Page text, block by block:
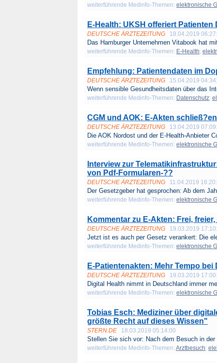
weiterführende Medinfo-Themen: elektronische
E-Health: UKSH offeriert
DEUTSCHE ÄRZTEZEITUNG 18.04.2019
Das Hamburger Unternehmen Vitabook hat
weiterführende Medinfo-Themen: E-Health;
Empfehlung: Patientendaten im
DEUTSCHE ÄRZTEZEITUNG 15.04.2019
Wenn sensible Gesundheitsdaten über das
weiterführende Medinfo-Themen: Datenschutz;
CGM und AOK: E-Akten
DEUTSCHE ÄRZTEZEITUNG 13.04.2019
Die AOK Nordost und der E-Health-Anbieter
weiterführende Medinfo-Themen: elektronische
Interview zur
von Pdf-Formularen-??
DEUTSCHE ÄRZTEZEITUNG 11.04.2019
Der Gesetzgeber hat gesprochen: Ab dem
weiterführende Medinfo-Themen: elektronische
Kommentar zu E-Akten: Frei,
DEUTSCHE ÄRZTEZEITUNG 19.03.2019
Jetzt ist es auch per Gesetz verankert: Die
weiterführende Medinfo-Themen: elektronische
E-Patientenakten: Mehr Tempo
DEUTSCHE ÄRZTEZEITUNG 19.03.2019
Digital Health nimmt in Deutschland immer
weiterführende Medinfo-Themen: elektronische
Tobias Esch: Mediziner über
größte Recht auf dieses Wissen"
STERN.DE 18.03.2019 05:14:00
Stellen Sie sich vor: Nach dem Besuch in
weiterführende Medinfo-Themen: Arztbesuch;